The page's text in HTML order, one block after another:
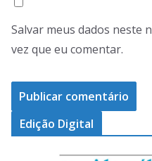
Salvar meus dados neste
vez que eu comentar.
Edição Digital